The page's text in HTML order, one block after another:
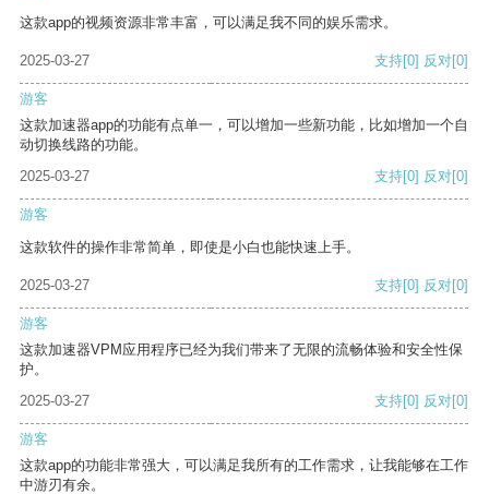
这款app的视频资源非常丰富，可以满足我不同的娱乐需求。
2025-03-27 支持[0] 反对[0]
游客
这款加速器app的功能有点单一，可以增加一些新功能，比如增加一个自
动切换线路的功能。
2025-03-27
支持[0] 反对[0]
游客
这款软件的操作非常简单，即使是小白也能快速上手。
2025-03-27 支持[0] 反对[0]
游客
这款加速器VPM应用程序已经为我们带来了无限的流畅体验和安全性保
护。
2025-03-27
支持[0] 反对[0]
游客
这款app的功能非常强大，可以满足我所有的工作需求，让我能够在工作
中游刃有余。